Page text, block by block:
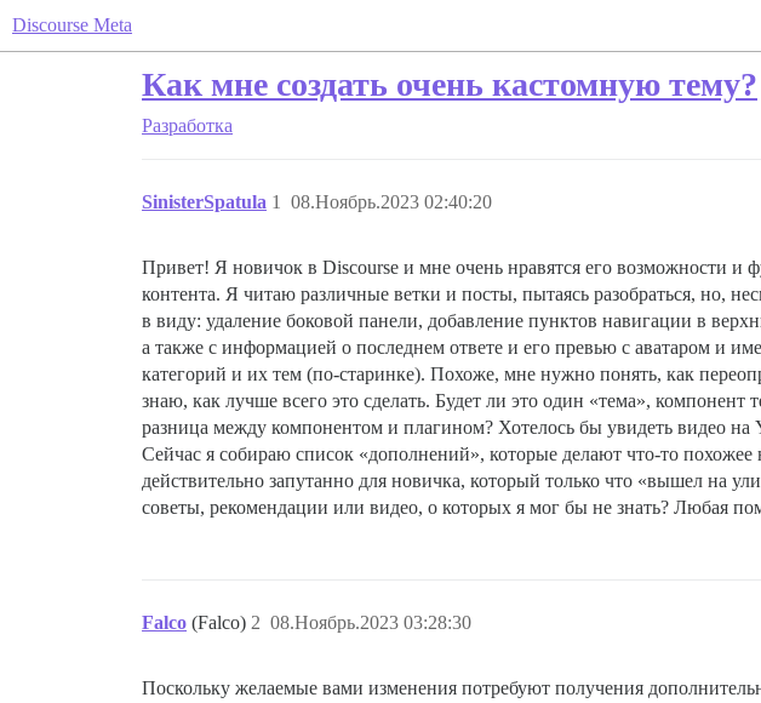
Discourse Meta
Как мне создать очень кастомную тему?
Разработка
SinisterSpatula 08.Ноябрь.2023 02:40:20
1
Привет! Я новичок в Discourse и мне очень нравятся его возможности и
контента. Я читаю различные ветки и посты, пытаясь разобраться, но,
в виду: удаление боковой панели, добавление пунктов навигации в
а также с информацией о последнем ответе и его превью с аватаром и
категорий и их тем (по-старинке). Похоже, мне нужно понять, как
знаю, как лучше всего это сделать. Будет ли это один «тема»,
разница между компонентом и плагином? Хотелось бы увидеть видео на
Сейчас я собираю список «дополнений», которые делают что-то похожее
действительно запутанно для новичка, который только что «вышел на
советы, рекомендации или видео, о которых я мог бы не знать? Любая
Falco (Falco) 08.Ноябрь.2023 03:28:30
2
Поскольку желаемые вами изменения потребуют получения